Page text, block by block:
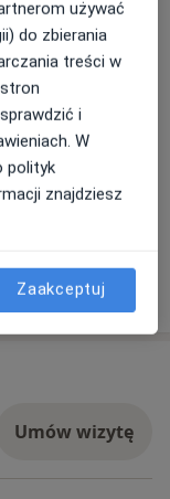
Umów wizytę
używać
do zbierania
treści w
i
W
polityk
znajdziesz
Zaakceptuj